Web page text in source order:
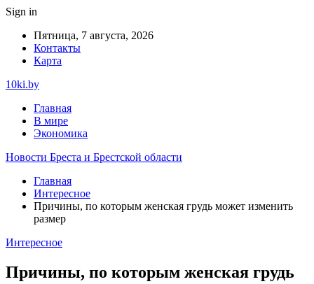
Sign in
Пятница, 7 августа, 2026
Контакты
Карта
10ki.by
Главная
В мире
Экономика
Новости Бреста и Брестской области
Главная
Интересное
Причины, по которым женская грудь может изменить
размер
Интересное
Причины, по которым женская грудь